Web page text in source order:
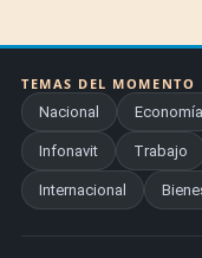
TEMAS DEL MOMENTO
Nacional
Economía
Infonavit Trabajo
Internacional